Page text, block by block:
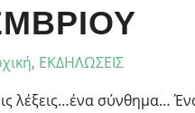
, ΕΚΔΗΛΩΣΕΙΣ
λέξεις…ένα σύνθημα…